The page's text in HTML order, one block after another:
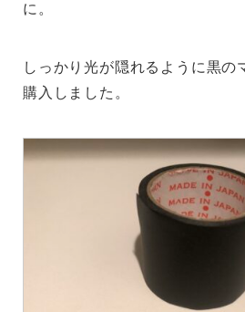
に。
しっかり光が隠れるように黒の
購入しました。